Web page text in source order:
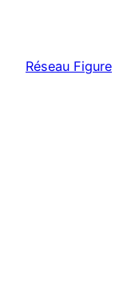
Réseau Figure